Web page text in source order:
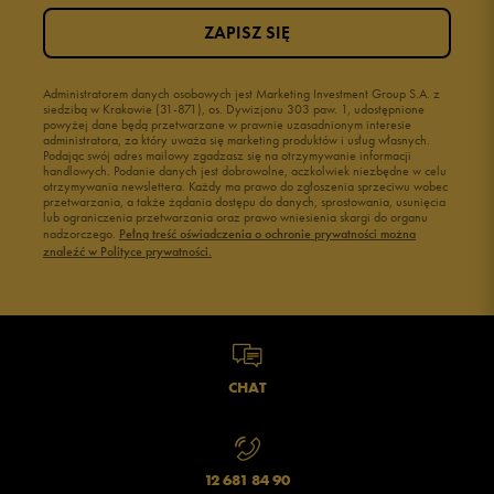
Administratorem danych osobowych jest Marketing Investment Group S.A. z
siedzibą w Krakowie (31-871), os. Dywizjonu 303 paw. 1, udostępnione
powyżej dane będą przetwarzane w prawnie uzasadnionym interesie
administratora, za który uważa się marketing produktów i usług własnych.
Podając swój adres mailowy zgadzasz się na otrzymywanie informacji
handlowych. Podanie danych jest dobrowolne, aczkolwiek niezbędne w celu
otrzymywania newslettera. Każdy ma prawo do zgłoszenia sprzeciwu wobec
przetwarzania, a także żądania dostępu do danych, sprostowania, usunięcia
lub ograniczenia przetwarzania oraz prawo wniesienia skargi do organu
nadzorczego. Pełną treść oświadczenia o ochronie prywatności można
znaleźć w Polityce prywatności.
ZAPISZ SIĘ
CHAT
12 681 84 90